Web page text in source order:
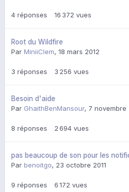
4 réponses 16 372 vues
Root du Wildfire
Par MiniiClem, 18 mars 2012
3 réponses 3 256 vues
Besoin d'aide
Par GhaithBenMansour, 7 novembre
8 réponses 2 694 vues
pas beaucoup de son pour les
Par benoitgo, 23 octobre 2011
9 réponses 6 172 vues